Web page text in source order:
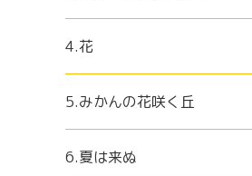
4.花
5.みかんの花咲く丘
6.夏は来ぬ